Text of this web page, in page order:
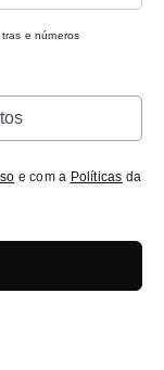
e números
e com a Políticas da